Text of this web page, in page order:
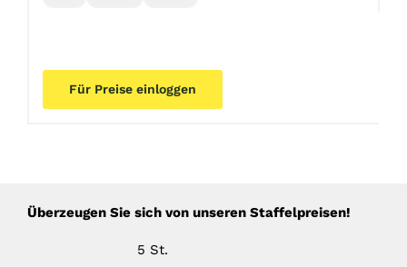
Für Preise einloggen
Überzeugen Sie sich von unseren Staffelpreisen!
5 St.